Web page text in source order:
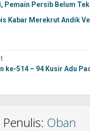
Pemain Persib Belum
Kabar Merekrut Andik
ke-514 – 94 Kusir Adu
Oban